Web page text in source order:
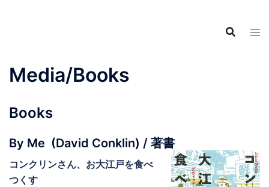
Media/Books
Books
By Me (David Conklin) / 著書
コンクリンさん、お大江戸を食べ
つくす